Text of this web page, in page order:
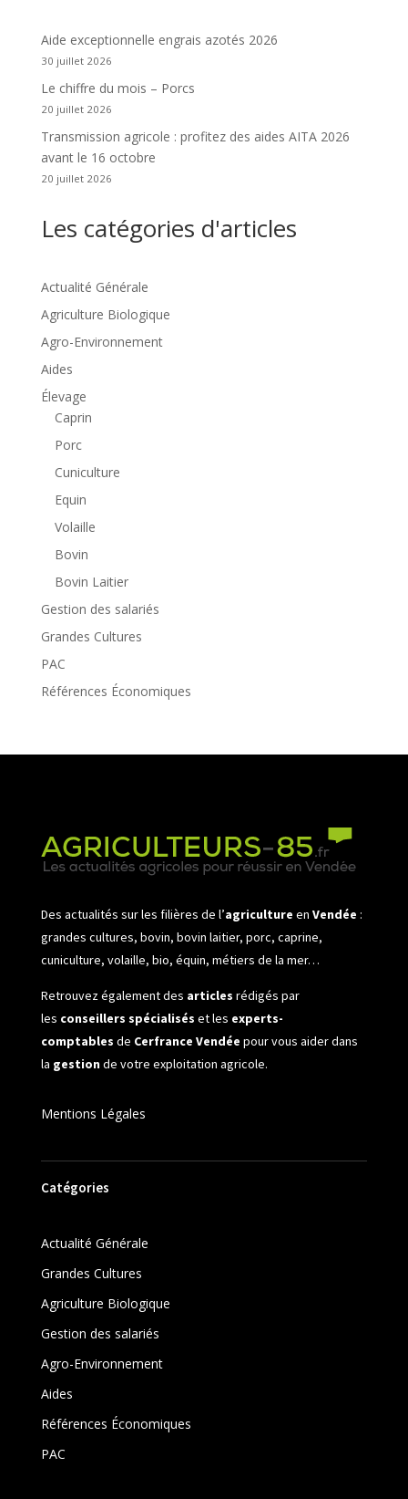
Aide exceptionnelle engrais azotés 2026
30 juillet 2026
Le chiffre du mois – Porcs
20 juillet 2026
Transmission agricole : profitez des aides AITA 2026
avant le 16 octobre
20 juillet 2026
Les catégories d'articles
Actualité Générale
Agriculture Biologique
Agro-Environnement
Aides
Élevage
Caprin
Porc
Cuniculture
Equin
Volaille
Bovin
Bovin Laitier
Gestion des salariés
Grandes Cultures
PAC
Références Économiques
Des actualités sur les filières de l’agriculture en Vendée :
grandes cultures, bovin, bovin laitier, porc, caprine,
cuniculture, volaille, bio, équin, métiers de la mer…
Retrouvez également des articles rédigés par
les conseillers spécialisés et les experts-
comptables de Cerfrance Vendée pour vous aider dans
la gestionde votre exploitation agricole.
Mentions Légales
Catégories
Actualité Générale
Grandes Cultures
Agriculture Biologique
Gestion des salariés
Agro-Environnement
Aides
Références Économiques
PAC